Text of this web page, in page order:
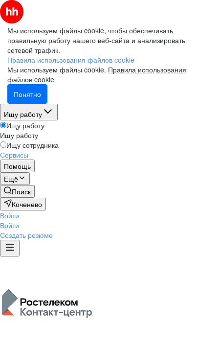
Мы используем файлы cookie, чтобы обеспечивать
правильную работу нашего веб-сайта и анализировать
сетевой трафик.
Правила использования файлов cookie
Мы используем файлы cookie. Правила использования
файлов cookie
Понятно
Ищу работу
Ищу работу
Ищу работу
Ищу сотрудника
Сервисы
Помощь
Ещё
Поиск
Коченево
Войти
Войти
Создать резюме